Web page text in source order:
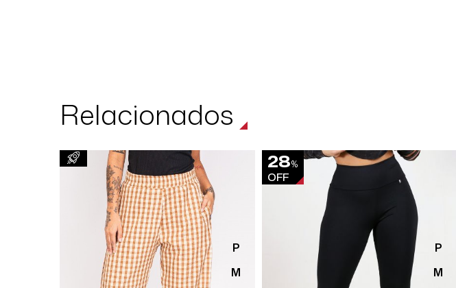
Relacionados
P
M
28%
OFF
P
M